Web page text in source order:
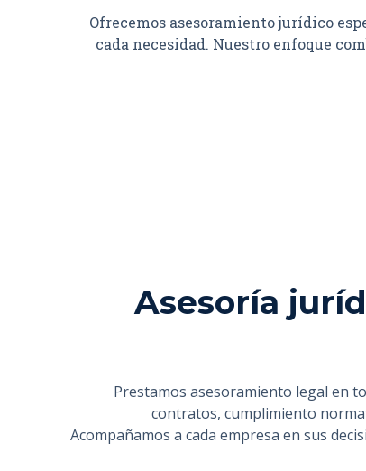
Ofrecemos asesoramiento jurídico
cada necesidad. Nuestro enfoque
Asesoría
Prestamos asesoramiento legal en
contratos, cumplimiento
Acompañamos a cada empresa en sus